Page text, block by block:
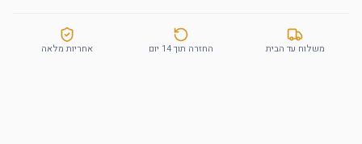
משלוח עד הבית החזרה תוך 14 יום אחריות מלאה